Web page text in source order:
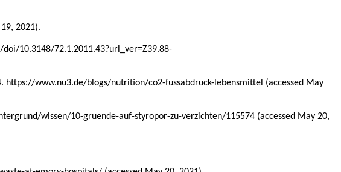
2021).
10.3148/72.1.2011.43?url_ver=Z39.88-
www.nu3.de/blogs/nutrition/co2-fussabdruck-lebensmittel (accessed May
wissen/10-gruende-auf-styropor-zu-verzichten/115574 (accessed May 20,